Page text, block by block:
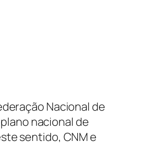
Nacional de
nacional de
sentido, CNM e